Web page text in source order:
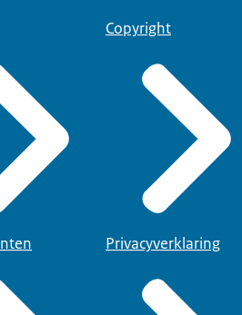
Copyright
Privacyverklaring